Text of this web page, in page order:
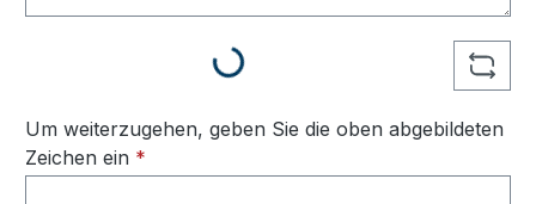
Loading...
Um weiterzugehen, geben Sie die oben abgebildeten
Zeichen ein *